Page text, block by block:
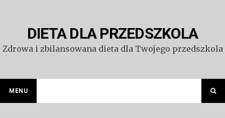
DIETA DLA PRZEDSZKOLA
Zdrowa i zbilansowana dieta dla Twojego przedszkola
MENU